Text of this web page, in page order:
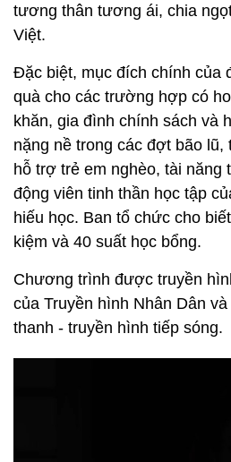
tương thân tương ái, chia
Việt.
Đặc biệt, mục đích chính của
quà cho các trường hợp có
khăn, gia đình chính sách và
nặng nề trong các đợt bão lũ,
hỗ trợ trẻ em nghèo, tài năng
động viên tinh thần học tập
hiếu học. Ban tổ chức cho
kiệm và 40 suất học bổng.
Chương trình được truyền
của Truyền hình Nhân Dân
thanh - truyền hình tiếp sóng.